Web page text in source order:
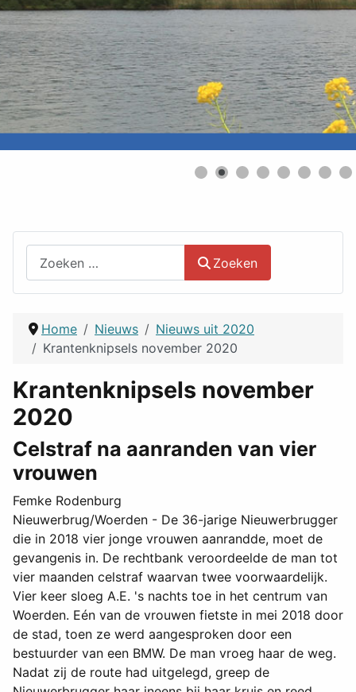
Zoeken
Home Nieuws
Nieuws uit 2020
Krantenknipsels november 2020
Krantenknipsels november
2020
Celstraf na aanranden van vier
vrouwen
Femke Rodenburg
Nieuwerbrug/Woerden - De 36-jarige Nieuwerbrugger
die in 2018 vier jonge vrouwen aanrandde, moet de
gevangenis in. De rechtbank veroordeelde de man tot
vier maanden celstraf waarvan twee voorwaardelijk.
Vier keer sloeg A.E. 's nachts toe in het centrum van
Woerden. Eén van de vrouwen fietste in mei 2018 door
de stad, toen ze werd aangesproken door een
bestuurder van een BMW. De man vroeg haar de weg.
Nadat zij de route had uitgelegd, greep de